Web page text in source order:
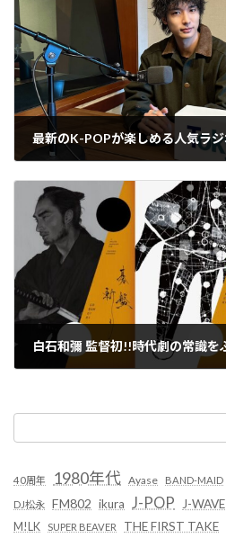
40周年 1980年代 Ayase BAND-MAID
DJ松永 FM802 ikura J-POP J-WAVE
M!LK
SUPER BEAVER THE FIRST TAKE